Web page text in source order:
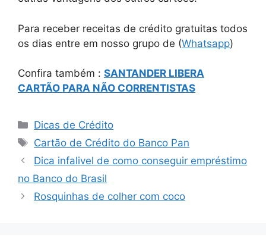
Para receber receitas de crédito gratuitas todos
os dias entre em nosso grupo de (Whatsapp)
Confira também : SANTANDER LIBERA
CARTÃO PARA NÃO CORRENTISTAS
Categorias
Dicas de Crédito
Tags
Cartão de Crédito do Banco Pan
Dica infalivel de como conseguir empréstimo
no Banco do Brasil
Rosquinhas de colher com coco